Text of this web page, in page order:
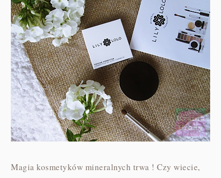
Magia kosmetyków mineralnych trwa ! Czy wiecie,